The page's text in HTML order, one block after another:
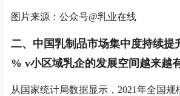
图片来源：公众号@乳业在线
二、中国乳制品市场集中度持续提
% v小区域乳企的发展空间越来越
从国家统计局数据显示，2021年全国规